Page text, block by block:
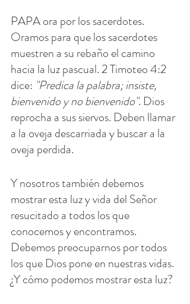
PAPA ora por los sacerdotes.
Oramos para que los sacerdotes
muestren a su rebaño el camino
hacia la luz pascual. 2 Timoteo 4:2
dice: "Predica la palabra; insiste,
bienvenido y no bienvenido". Dios
reprocha a sus siervos. Deben llamar
a la oveja descarriada y buscar a la
oveja perdida.
Y nosotros también debemos
mostrar esta luz y vida del Señor
resucitado a todos los que
conocemos y encontramos.
Debemos preocuparnos por todos
los que Dios pone en nuestras vidas.
¿Y cómo podemos mostrar esta luz?